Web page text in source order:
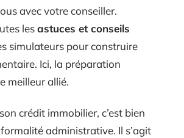
avec votre conseiller.
lesastuces et conseils
simulateurs pour construire
Ici, la préparation
meilleur allié.
crédit immobilier, c’est bien
formalité administrative. Il s’agit